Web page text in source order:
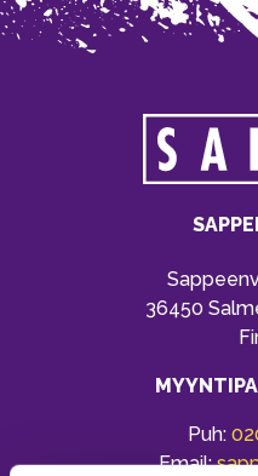
36450
Puh:
Email: